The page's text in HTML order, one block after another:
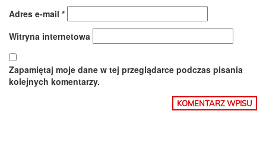
Adres e-mail *
Witryna internetowa
Zapamiętaj moje dane w tej przeglądarce podczas pisania
kolejnych komentarzy.